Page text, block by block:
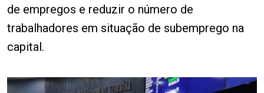
de empregos e reduzir o número de
trabalhadores em situação de subemprego na
capital.